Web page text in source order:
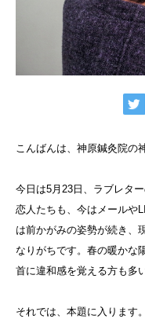
こんばんは、神原鍼灸院の
今日は5月23日、ラブレタ
恋人たちも、今はメールや
は前かがみの姿勢が続き、
なりがちです。春の暖かな
首に違和感を覚える方も多
それでは、本題に入ります。